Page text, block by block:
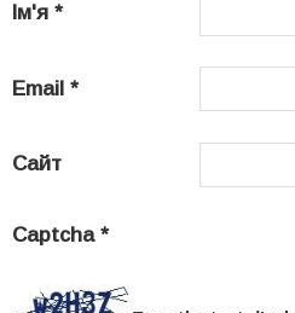
Ім'я *
Email *
Сайт
Captcha *